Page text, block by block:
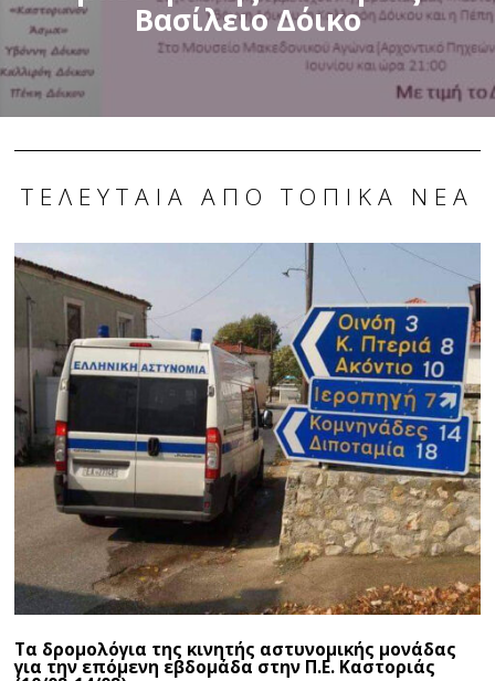
Βασίλειο Δόικο
ΤΕΛΕΥΤΑΊΑ ΑΠΌ ΤΟΠΙΚΆ ΝΈΑ
Τα δρομολόγια της κινητής αστυνομικής μονάδας
για την επόμενη εβδομάδα στην Π.Ε. Καστοριάς